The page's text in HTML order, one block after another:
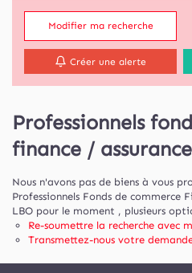
Louer
Etude de marché
Contact
Modifier ma recherche
Créer une alerte
Professionnels
finance /
Nous n'avons pas de biens à vous
Professionnels Fonds de commerce
LBO pour le moment , plusieurs
Re-soumettre la recherche avec
Transmettez-nous votre